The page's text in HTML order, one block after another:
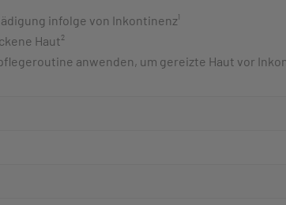
infolge von Inkontinenz¹
Haut²
anwenden, um gereizte Haut vor